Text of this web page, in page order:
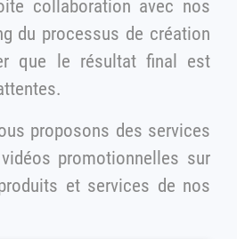
de création
que le résultat final est
attentes.
promotionnelles sur
et services de nos